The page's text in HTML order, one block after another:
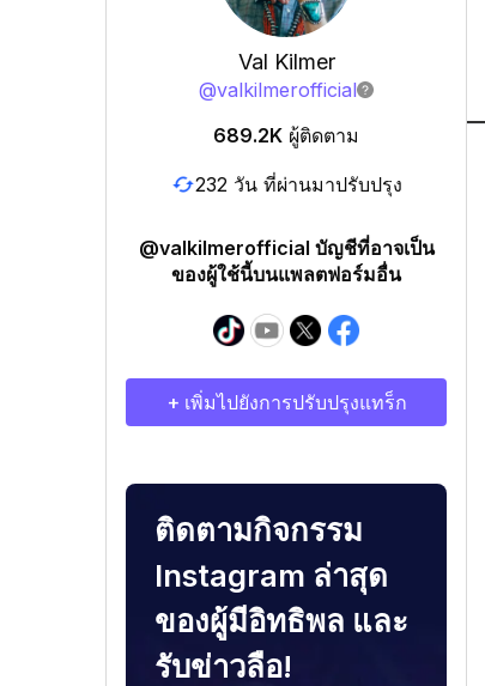
Val Kilmer
@valkilmerofficial
689.2K ผู้ติดตาม
232 วัน ที่ผ่านมาปรับปรุง
@valkilmerofficial บัญชีที่อาจเป็น
ของผู้ใช้นี้บนแพลตฟอร์มอื่น
+ เพิ่มไปยังการปรับปรุงแทร็ก
ติดตามกิจกรรม
Instagram ล่าสุด
ของผู้มีอิทธิพล และ
รับข่าวลือ!